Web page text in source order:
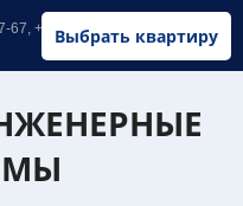
Выбрать квартиру
67, +7 (902) 326-67-67